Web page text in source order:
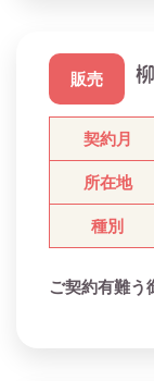
契約月
所在地
種別
販売
ご契約有難う